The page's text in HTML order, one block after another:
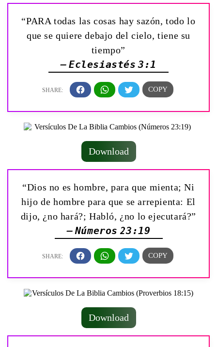
“PARA todas las cosas hay sazón, todo lo
que se quiere debajo del cielo, tiene su
tiempo”
— Eclesiastés 3:1
Download
“Dios no es hombre, para que mienta; Ni
hijo de hombre para que se arrepienta: El
dijo, ¿no hará?; Habló, ¿no lo ejecutará?”
— Números 23:19
Download